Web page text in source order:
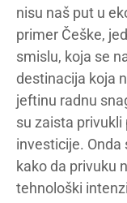
nisu naš put u
primer Češke,
smislu, koja se
destinacija koja
jeftinu radnu
su zaista
investicije.
kako da privuku
tehnološki